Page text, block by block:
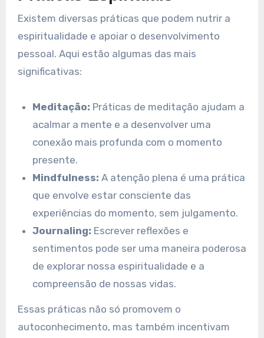
Existem diversas práticas que podem nutrir a
espiritualidade e apoiar o desenvolvimento
pessoal. Aqui estão algumas das mais
significativas:
Meditação: Práticas de meditação ajudam a
acalmar a mente e a desenvolver uma
conexão mais profunda com o momento
presente.
Mindfulness: A atenção plena é uma prática
que envolve estar consciente das
experiências do momento, sem julgamento.
Journaling: Escrever reflexões e
sentimentos pode ser uma maneira poderosa
de explorar nossa espiritualidade e a
compreensão de nossas vidas.
Essas práticas não só promovem o
autoconhecimento, mas também incentivam